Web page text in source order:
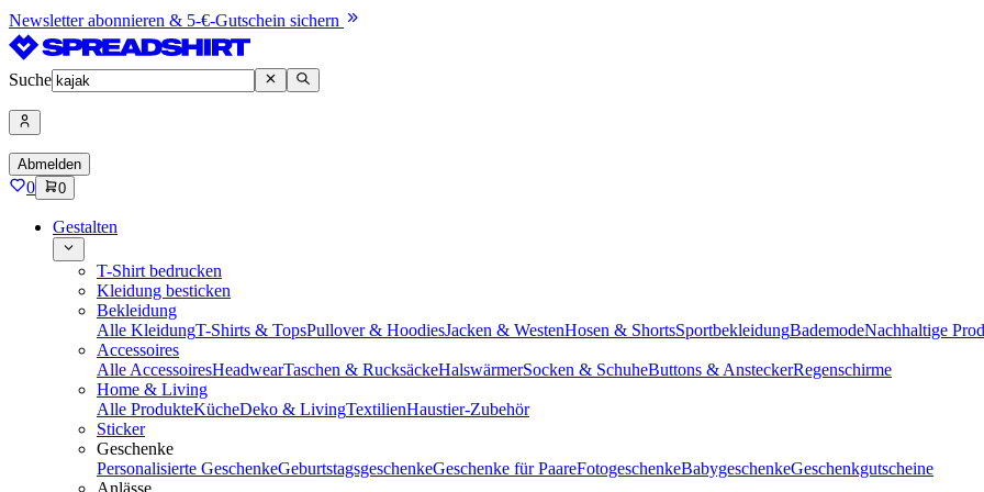
Newsletter abonnieren & 5-€-Gutschein sichern
Suche
Abmelden
0 0
Gestalten
T-Shirt bedrucken
Kleidung besticken
Bekleidung
Alle KleidungT-Shirts & TopsPullover & HoodiesJacken & WestenHosen & ShortsSportbekleidungBademodeNachhaltige
Accessoires
Alle AccessoiresHeadwearTaschen & RucksäckeHalswärmerSocken & SchuheButtons & AnsteckerRegenschirme
Home & Living
Alle ProdukteKücheDeko & LivingTextilienHaustier-Zubehör
Sticker
Geschenke
Personalisierte GeschenkeGeburtstagsgeschenkeGeschenke für PaareFotogeschenkeBabygeschenkeGeschenkgutscheine